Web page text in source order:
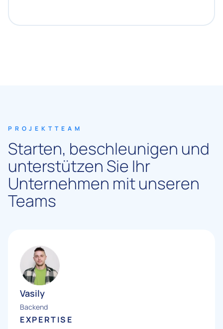
PROJEKTTEAM
Starten, beschleunigen und
unterstützen Sie Ihr
Unternehmen mit unseren
Teams
Vasily
Backend
EXPERTISE